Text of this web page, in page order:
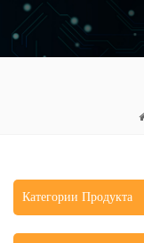
Категории Продукта